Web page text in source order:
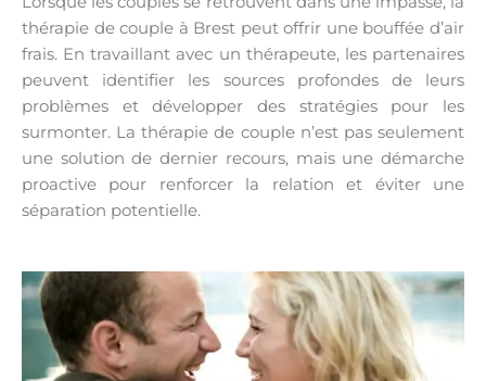
thérapie de couple à Brest peut offrir une bouffée d’air
frais. En travaillant avec un thérapeute, les partenaires
peuvent identifier les sources profondes de leurs
problèmes et développer des stratégies pour les
surmonter. La thérapie de couple n’est pas seulement
une solution de dernier recours, mais une démarche
proactive pour renforcer la relation et éviter une
séparation potentielle.